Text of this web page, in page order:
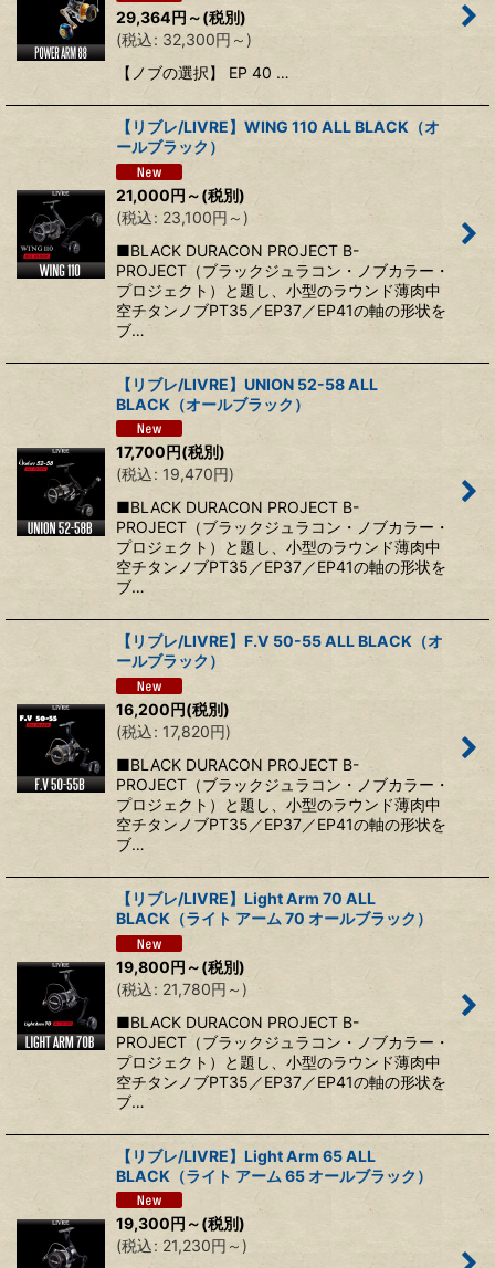
29,364円 ～(税別)
(税込: 32,300円 ～)
【ノブの選択】 EP 40 …
【リブレ/LIVRE】WING 110 ALL BLACK（オ
ールブラック）
21,000円 ～(税別)
(税込: 23,100円 ～ )
■BLACK DURACON PROJECT B-
PROJECT（ブラックジュラコン・ノブカラー・
プロジェクト）と題し、小型のラウンド薄肉中
空チタンノブPT35／EP37／EP41の軸の形状を
ブ…
【リブレ/LIVRE】UNION 52-58 ALL
BLACK（オールブラック）
17,700円(税別)
(税込: 19,470円)
■BLACK DURACON PROJECT B-
PROJECT（ブラックジュラコン・ノブカラー・
プロジェクト）と題し、小型のラウンド薄肉中
空チタンノブPT35／EP37／EP41の軸の形状を
ブ…
【リブレ/LIVRE】F.V 50-55 ALL BLACK（オ
ールブラック）
16,200円(税別)
(税込: 17,820円)
■BLACK DURACON PROJECT B-
PROJECT（ブラックジュラコン・ノブカラー・
プロジェクト）と題し、小型のラウンド薄肉中
空チタンノブPT35／EP37／EP41の軸の形状を
ブ…
【リブレ/LIVRE】Light Arm 70 ALL
BLACK（ライト アーム 70 オールブラック）
19,800円 ～(税別)
(税込: 21,780円 ～ )
■BLACK DURACON PROJECT B-
PROJECT（ブラックジュラコン・ノブカラー・
プロジェクト）と題し、小型のラウンド薄肉中
空チタンノブPT35／EP37／EP41の軸の形状を
ブ…
【リブレ/LIVRE】Light Arm 65 ALL
BLACK（ライト アーム 65 オールブラック）
19,300円 ～(税別)
(税込: 21,230円 ～)